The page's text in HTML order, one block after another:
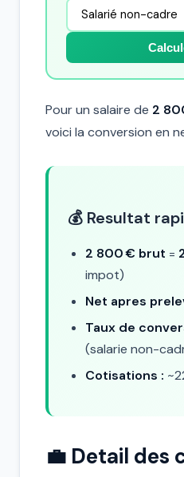
Pour un salaire de 2
voici la conversion en
💰 Resultat
2 800 € brut =
impot)
Net apres
Taux de
(salarie non-
Cotisations :
💼 Detail des